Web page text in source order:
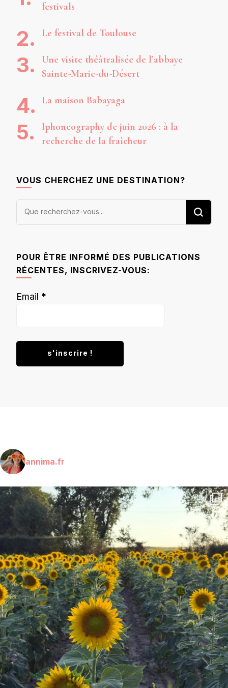
festivals
Le festival de Toulouse
Une visite théâtralisée de l’abbaye
Sainte-Marie-du-Désert
La maison Babayaga
Iphoneography de juin 2026 : à la
recherche de la fraîcheur
VOUS CHERCHEZ UNE DESTINATION?
Vous
POUR ÊTRE INFORMÉ DES PUBLICATIONS
RÉCENTES, INSCRIVEZ-VOUS:
Email *
annima.fr